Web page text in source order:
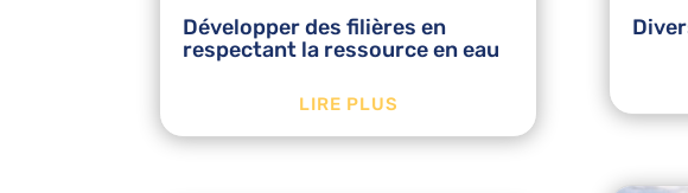
Développer des filières en
respectant la ressource en eau
LIRE PLUS